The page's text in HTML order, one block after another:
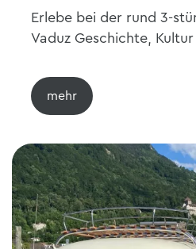
Erlebe bei der rund 3-
Vaduz Geschichte,